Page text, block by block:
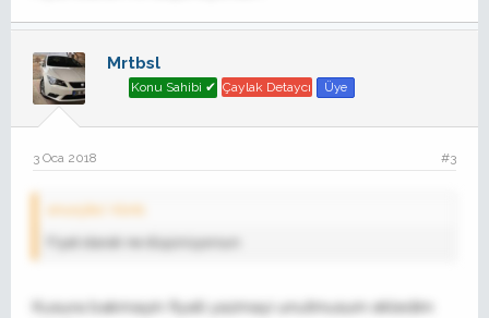
Mrtbsl
Konu Sahibi ✔ Çaylak Detaycı Üye
3 Oca 2018 #3
Kusura bakmayin fiyati yazmayi unutmusum ekledim